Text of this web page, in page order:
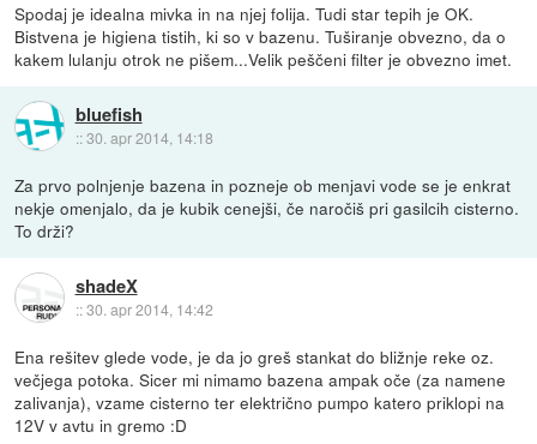
Spodaj je idealna mivka in na njej folija. Tudi star tepih je OK.
Bistvena je higiena tistih, ki so v bazenu. Tuširanje obvezno, da o
kakem lulanju otrok ne pišem...Velik peščeni filter je obvezno imet.
bluefish
::30. apr 2014, 14:18
Za prvo polnjenje bazena in pozneje ob menjavi vode se je enkrat
nekje omenjalo, da je kubik cenejši, če naročiš pri gasilcih cisterno.
To drži?
shadeX
::30. apr 2014, 14:42
Ena rešitev glede vode, je da jo greš stankat do bližnje reke oz.
večjega potoka. Sicer mi nimamo bazena ampak oče (za namene
zalivanja), vzame cisterno ter električno pumpo katero priklopi na
12V v avtu in gremo :D